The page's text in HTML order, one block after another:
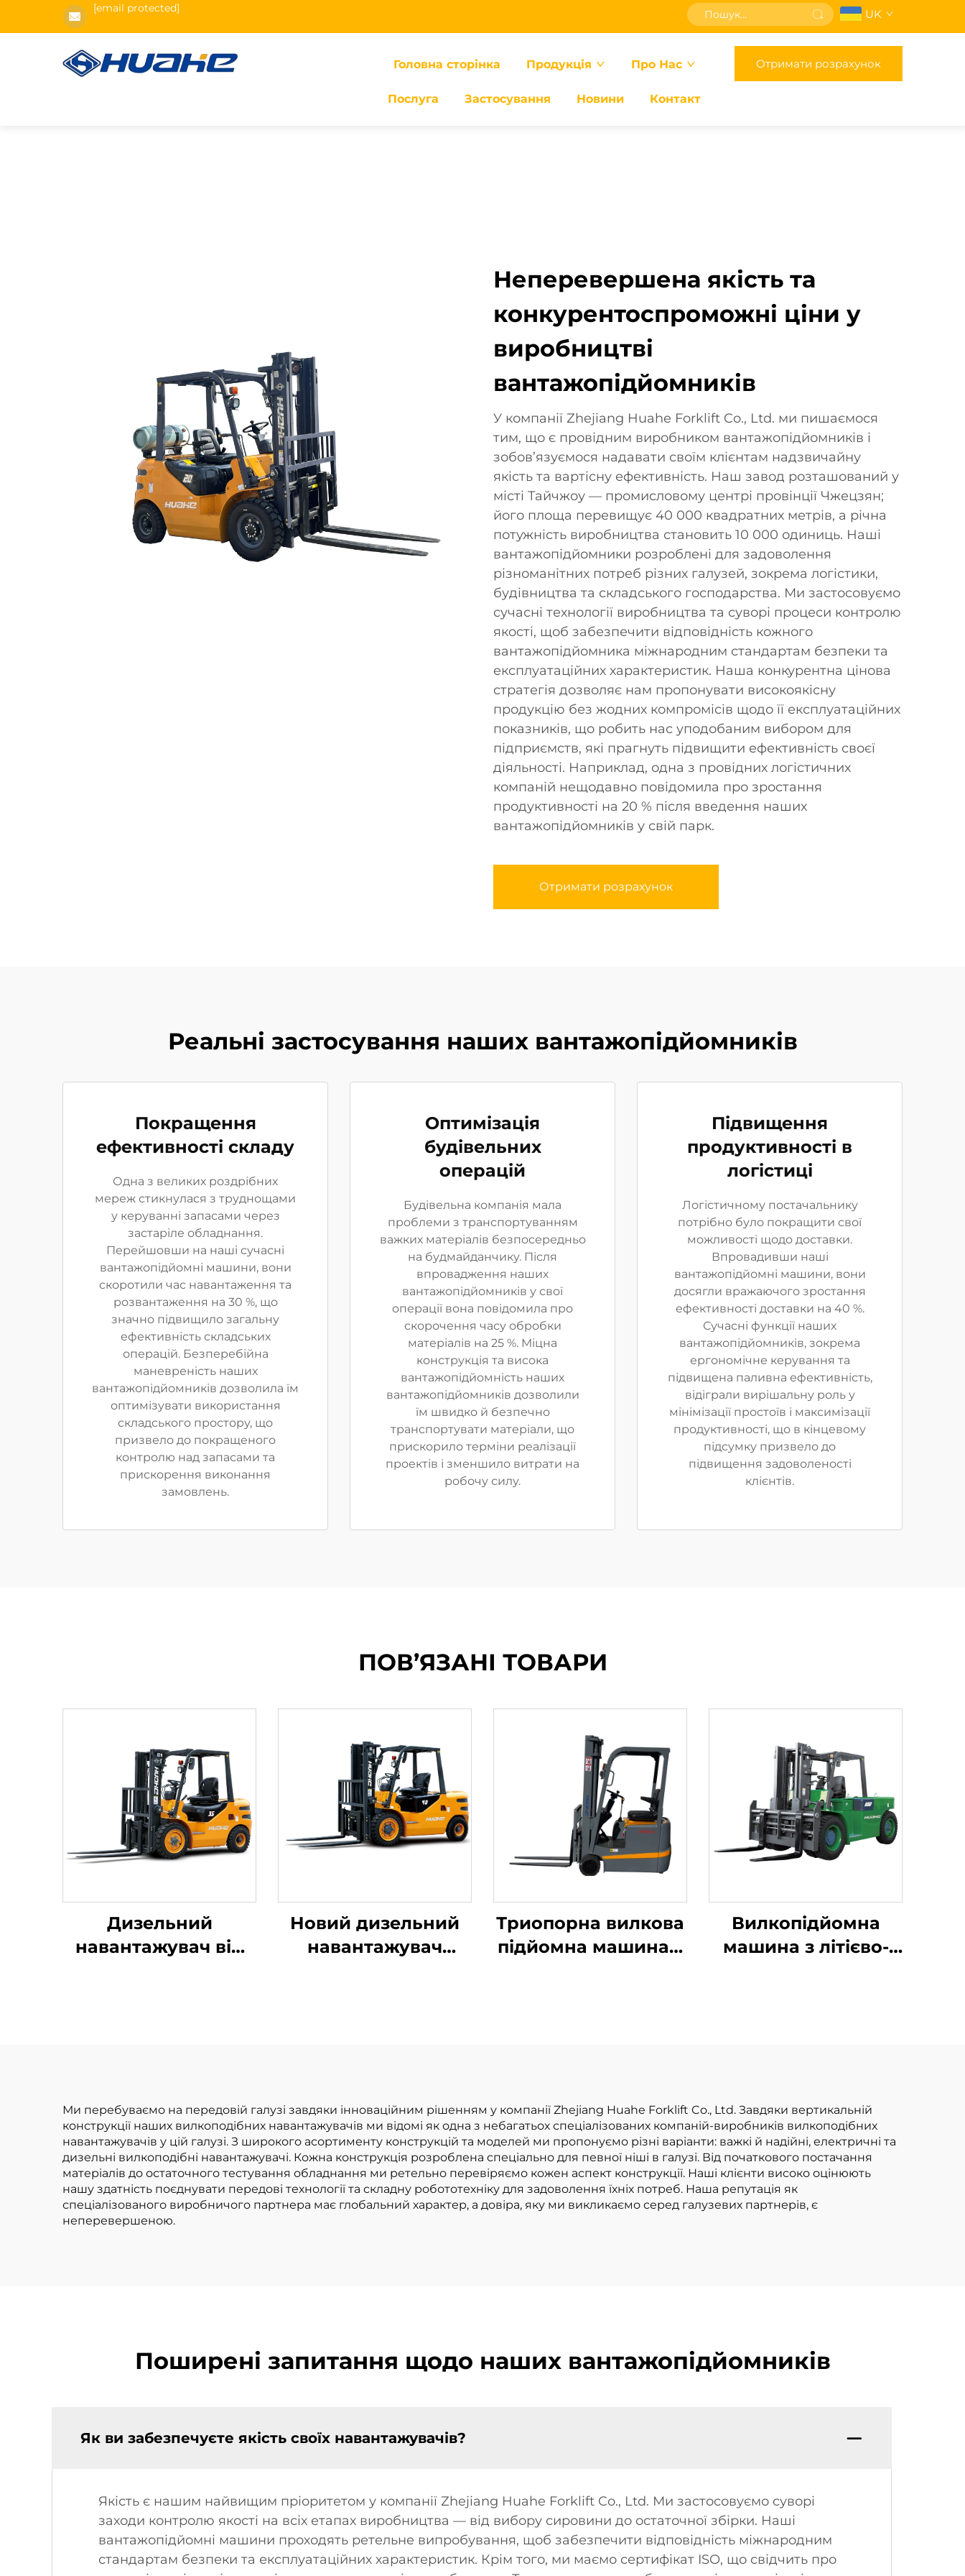
[email protected] UK
Головна сторінка Продукція Про Нас
Послуга Застосування Новини Контакт
Отримати розрахунок
Неперевершена якість та
конкурентоспроможні ціни у
виробництві
вантажопідйомників
У компанії Zhejiang Huahe Forklift Co., Ltd. ми пишаємося
тим, що є провідним виробником вантажопідйомників і
зобов’язуємося надавати своїм клієнтам надзвичайну
якість та вартісну ефективність. Наш завод розташований у
місті Тайчжоу — промисловому центрі провінції Чжецзян;
його площа перевищує 40 000 квадратних метрів, а річна
потужність виробництва становить 10 000 одиниць. Наші
вантажопідйомники розроблені для задоволення
різноманітних потреб різних галузей, зокрема логістики,
будівництва та складського господарства. Ми застосовуємо
сучасні технології виробництва та суворі процеси контролю
якості, щоб забезпечити відповідність кожного
вантажопідйомника міжнародним стандартам безпеки та
експлуатаційних характеристик. Наша конкурентна цінова
стратегія дозволяє нам пропонувати високоякісну
продукцію без жодних компромісів щодо її експлуатаційних
показників, що робить нас уподобаним вибором для
підприємств, які прагнуть підвищити ефективність своєї
діяльності. Наприклад, одна з провідних логістичних
компаній нещодавно повідомила про зростання
продуктивності на 20 % після введення наших
вантажопідйомників у свій парк.
Отримати розрахунок
Реальні застосування наших вантажопідйомників
Покращення
ефективності складу
Одна з великих роздрібних
мереж стикнулася з труднощами
у керуванні запасами через
застаріле обладнання.
Перейшовши на наші сучасні
вантажопідйомні машини, вони
скоротили час навантаження та
розвантаження на 30 %, що
значно підвищило загальну
ефективність складських
операцій. Безперебійна
маневреність наших
вантажопідйомників дозволила їм
оптимізувати використання
складського простору, що
призвело до покращеного
контролю над запасами та
прискорення виконання
замовлень.
Оптимізація
будівельних
операцій
Будівельна компанія мала
проблеми з транспортуванням
важких матеріалів безпосередньо
на будмайданчику. Після
впровадження наших
вантажопідйомників у свої
операції вона повідомила про
скорочення часу обробки
матеріалів на 25 %. Міцна
конструкція та висока
вантажопідйомність наших
вантажопідйомників дозволили
їм швидко й безпечно
транспортувати матеріали, що
прискорило терміни реалізації
проектів і зменшило витрати на
робочу силу.
Підвищення
продуктивності в
логістиці
Логістичному постачальнику
потрібно було покращити свої
можливості щодо доставки.
Впровадивши наші
вантажопідйомні машини, вони
досягли вражаючого зростання
ефективності доставки на 40 %.
Сучасні функції наших
вантажопідйомників, зокрема
ергономічне керування та
підвищена паливна ефективність,
відіграли вирішальну роль у
мінімізації простоїв і максимізації
продуктивності, що в кінцевому
підсумку призвело до
підвищення задоволеності
клієнтів.
ПОВ’ЯЗАНІ ТОВАРИ
Дизельний
навантажувач від
китайським
двигуном
Новий дизельний
навантажувач
Триопорна вилкова
підйомна машина з
Вилкопідйомна
машина з літієво-
із Китаю,
сертифікована за
стандартами ISO та
CE
Ми перебуваємо на передовій галузі завдяки інноваційним рішенням у компанії Zhejiang Huahe Forklift Co., Ltd. Завдяки вертикальній
конструкції наших вилкоподібних навантажувачів ми відомі як одна з небагатьох спеціалізованих компаній-виробників вилкоподібних
навантажувачів у цій галузі. З широкого асортименту конструкцій та моделей ми пропонуємо різні варіанти: важкі й надійні, електричні та
дизельні вилкоподібні навантажувачі. Кожна конструкція розроблена спеціально для певної ніші в галузі. Від початкового постачання
матеріалів до остаточного тестування обладнання ми ретельно перевіряємо кожен аспект конструкції. Наші клієнти високо оцінюють
нашу здатність поєднувати передові технології та складну робототехніку для задоволення їхніх потреб. Наша репутація як
спеціалізованого виробничого партнера має глобальний характер, а довіра, яку ми викликаємо серед галузевих партнерів, є
неперевершеною.
Поширені запитання щодо наших вантажопідйомників
Як ви забезпечуєте якість своїх навантажувачів?
Якість є нашим найвищим пріоритетом у компанії Zhejiang Huahe Forklift Co., Ltd. Ми застосовуємо суворі
заходи контролю якості на всіх етапах виробництва — від вибору сировини до остаточної збірки. Наші
вантажопідйомні машини проходять ретельне випробування, щоб забезпечити відповідність міжнародним
стандартам безпеки та експлуатаційних характеристик. Крім того, ми маємо сертифікат ISO, що свідчить про